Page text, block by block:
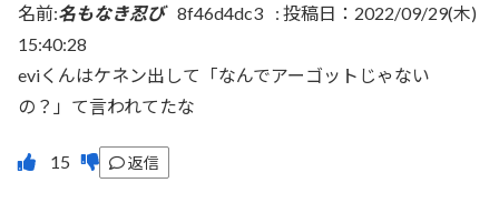
名前:名もなき忍び 8f46d4dc3 : 投稿日：2022/09/29(木)
15:40:28
eviくんはケネン出して「なんでアーゴットじゃない
の？」て言われてたな
返信